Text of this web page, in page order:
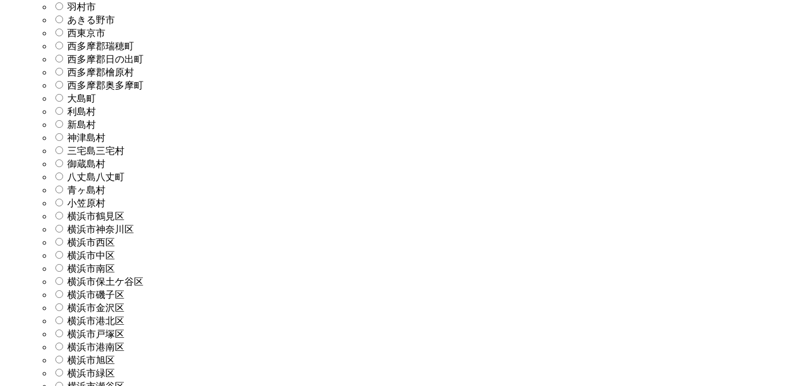
羽村市
あきる野市
西東京市
西多摩郡瑞穂町
西多摩郡日の出町
西多摩郡檜原村
西多摩郡奥多摩町
大島町
利島村
新島村
神津島村
三宅島三宅村
御蔵島村
八丈島八丈町
青ヶ島村
小笠原村
横浜市鶴見区
横浜市神奈川区
横浜市西区
横浜市中区
横浜市南区
横浜市保土ケ谷区
横浜市磯子区
横浜市金沢区
横浜市港北区
横浜市戸塚区
横浜市港南区
横浜市旭区
横浜市緑区